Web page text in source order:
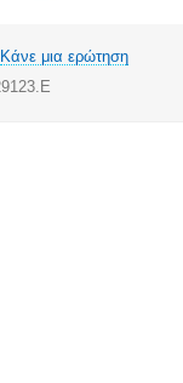
Κάνε μια ερώτηση